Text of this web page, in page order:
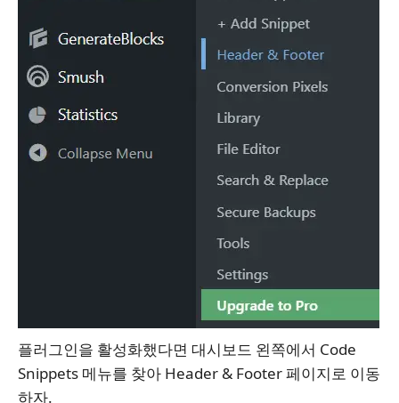
플러그인을 활성화했다면 대시보드 왼쪽에서 Code
Snippets 메뉴를 찾아 Header & Footer 페이지로 이동
하자.